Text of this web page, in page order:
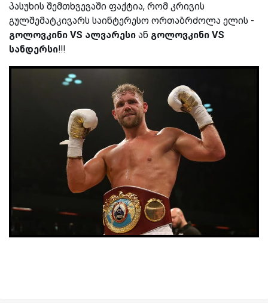
პასუხის შემთხვევაში ფაქტია, რომ კრივის
გულშემატკივარს საინტერესო ორთაბრძოლა ელის -
გოლოვკინი VS ალვარესი ან გოლოვკინი VS
სანდერსი!!!